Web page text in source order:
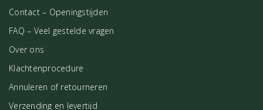
Contact – Openingstijden
FAQ – Veel gestelde vragen
Over ons
Klachtenprocedure
Annuleren of retourneren
Verzending en levertijd